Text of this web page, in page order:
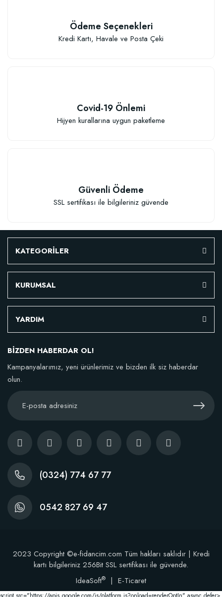
Çok Amaçlı Şeffaf Aşı Bandı
Stokta Yok
Ödeme Seçenekleri
Kredi Kartı, Havale ve Posta Çeki
Covid-19 Önlemi
Hijyen kurallarına uygun paketleme
Güvenli Ödeme
SSL sertifikası ile bilgileriniz güvende
KATEGORİLER
KURUMSAL
YARDIM
BİZDEN HABERDAR OL!
Kampanyalarımız, yeni ürünlerimiz ve bizden ilk siz haberdar
olun.
(0324) 774 67 77
0542 827 69 47
2023 Copyright ©e-fidancim.com Tüm hakları saklıdır | Kredi
kartı bilgileriniz 256Bit SSL sertifikası ile güvende.
IdeaSoft® | E-Ticaret